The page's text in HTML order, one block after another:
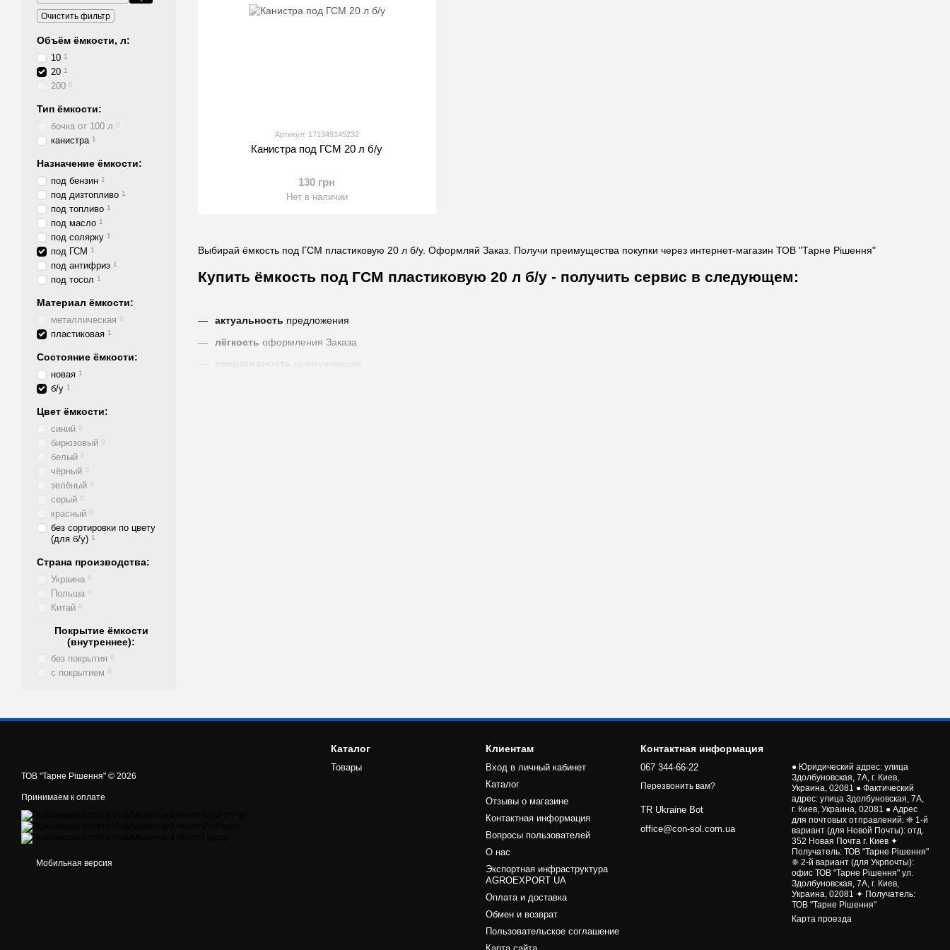
Выбирай ёмкость под ГСМ пластиковую 20 л б/у. Оформляй Заказ. Получи преимущества покупки через интернет-магазин ТОВ "Тарне Рішення"
Купить ёмкость под ГСМ пластиковую 20 л б/у - получить сервис в следующем:
актуальность предложения
лёгкость оформления Заказа
Артикул: 171349145232
Канистра под ГСМ 20 л б/у
130 грн
Нет в наличии
Очистить фильтр
Объём ёмкости, л:
10 1
20 1
200 0
Тип ёмкости:
бочка от 100 л 0
канистра 1
Назначение ёмкости:
под бензин 1
под дизтопливо 1
под топливо 1
под масло 1
под солярку 1
под ГСМ 1
под антифриз 1
под тосол 1
Материал ёмкости:
металлическая 0
пластиковая 1
Состояние ёмкости:
новая 1
б/у 1
Цвет ёмкости:
синий 0
бирюзовый 0
белый 0
чёрный 0
зелёный 0
серый 0
красный 0
без сортировки по цвету
(для б/у) 1
Страна производства:
Украина 0
Польша 0
Китай 0
Покрытие ёмкости
(внутреннее):
без покрытия 0
с покрытием 0
ТОВ "Тарне Рішення" © 2026
Принимаем к оплате
Мобильная версия
Каталог
Товары
Клиентам
Вход в личный кабинет
Каталог
Отзывы о магазине
Контактная информация
Вопросы пользователей
О нас
Экспортная инфраструктура
AGROEXPORT UA
Оплата и доставка
Обмен и возврат
Пользовательское соглашение
Контактная информация
067 344-66-22
Перезвонить вам?
TR Ukraine Bot
office@con-sol.com.ua
● Юридический адрес: улица
Здолбуновская, 7А, г. Киев,
Украина, 02081 ● Фактический
адрес: улица Здолбуновская, 7А,
г. Киев, Украина, 02081 ● Адрес
для почтовых отправлений: ❈ 1-й
вариант (для Новой Почты): отд.
352 Новая Почта г. Киев ✦
Получатель: ТОВ "Тарне Рішення"
❈ 2-й вариант (для Укрпочты):
офис ТОВ "Тарне Рішення" ул.
Здолбуновская, 7А, г. Киев,
Украина, 02081 ✦ Получатель:
ТОВ "Тарне Рішення"
Карта проезда